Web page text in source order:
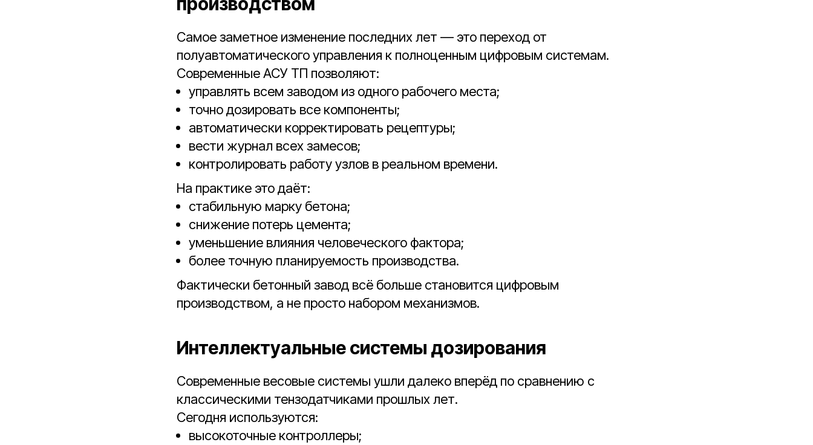
Самое заметное изменение последних лет — это переход от
полуавтоматического управления к полноценным цифровым системам.
Современные АСУ ТП позволяют:
управлять всем заводом из одного рабочего места;
точно дозировать все компоненты;
автоматически корректировать рецептуры;
вести журнал всех замесов;
контролировать работу узлов в реальном времени.
На практике это даёт:
стабильную марку бетона;
снижение потерь цемента;
уменьшение влияния человеческого фактора;
более точную планируемость производства.
Фактически бетонный завод всё больше становится цифровым
производством, а не просто набором механизмов.
Интеллектуальные системы дозирования
Современные весовые системы ушли далеко вперёд по сравнению с
классическими тензодатчиками прошлых лет.
Сегодня используются:
высокоточные контроллеры;